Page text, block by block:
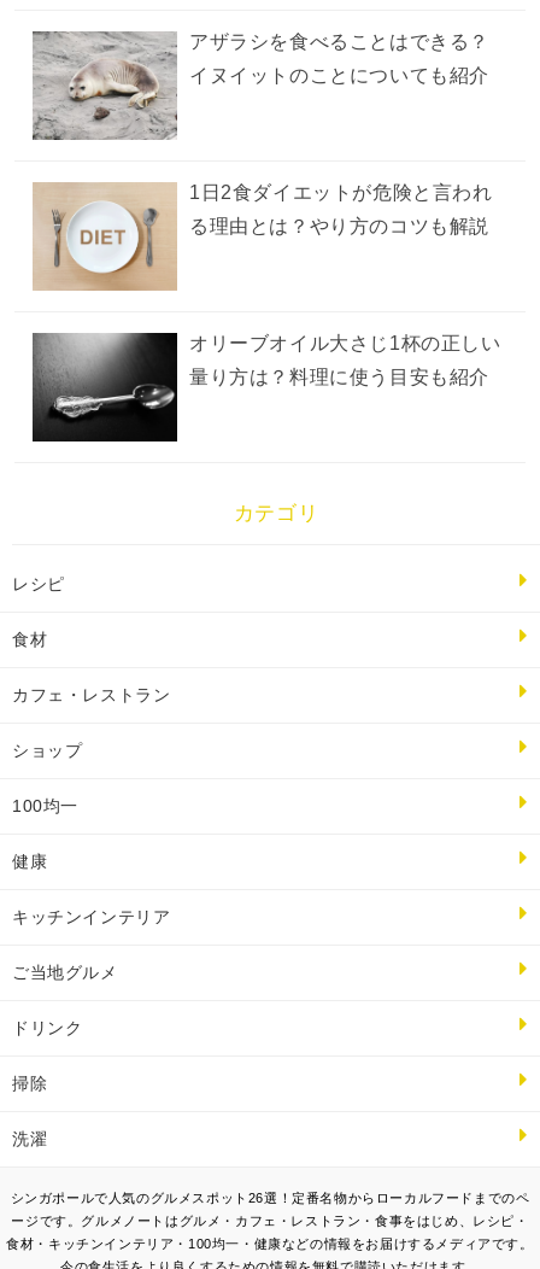
アザラシを食べることはできる？
イヌイットのことについても紹介
1日2食ダイエットが危険と言われ
る理由とは？やり方のコツも解説
オリーブオイル大さじ1杯の正しい
量り方は？料理に使う目安も紹介
カテゴリ
レシピ
食材
カフェ・レストラン
ショップ
100均一
健康
キッチンインテリア
ご当地グルメ
ドリンク
掃除
洗濯
シンガポールで人気のグルメスポット26選！定番名物からローカルフードまでのペ
ージです。グルメノートはグルメ・カフェ・レストラン・食事をはじめ、レシピ・
食材・キッチンインテリア・100均一・健康などの情報をお届けするメディアです。